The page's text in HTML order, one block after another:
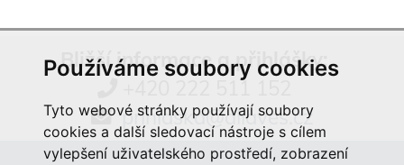
Používáme soubory cookies
Tyto webové stránky používají soubory
cookies a další sledovací nástroje s cílem
vylepšení uživatelského prostředí, zobrazení
Bližší informace a přihlášky:
+420 222 511 152
prihlaska@aliaves.cz